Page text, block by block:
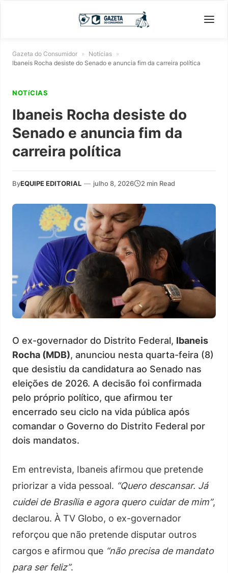
Gazeta do Consumidor » Notícias »
Ibaneis Rocha desiste do Senado e anuncia fim da carreira política
NOTíCIAS
Ibaneis Rocha desiste do
Senado e anuncia fim da
carreira política
ByEQUIPE EDITORIAL — julho 8, 2026 2 min Read
O ex-governador do Distrito Federal, Ibaneis
Rocha (MDB), anunciou nesta quarta-feira (8)
que desistiu da candidatura ao Senado nas
eleições de 2026. A decisão foi confirmada
pelo próprio político, que afirmou ter
encerrado seu ciclo na vida pública após
comandar o Governo do Distrito Federal por
dois mandatos.
Em entrevista, Ibaneis afirmou que pretende
priorizar a vida pessoal. “Quero descansar. Já
cuidei de Brasília e agora quero cuidar de mim”,
declarou. À TV Globo, o ex-governador
reforçou que não pretende disputar outros
cargos e afirmou que “não precisa de mandato
para ser feliz”.